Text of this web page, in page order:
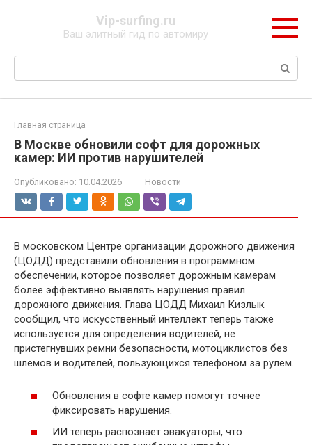
Vip-surfing.ru
Ваш элитный гид по автомиру
Поиск:
Главная страница
В Москве обновили софт для дорожных
камер: ИИ против нарушителей
Опубликовано: 10.04.2026 Новости
В московском Центре организации дорожного движения
(ЦОДД) представили обновления в программном
обеспечении, которое позволяет дорожным камерам
более эффективно выявлять нарушения правил
дорожного движения. Глава ЦОДД Михаил Кизлык
сообщил, что искусственный интеллект теперь также
используется для определения водителей, не
пристегнувших ремни безопасности, мотоциклистов без
шлемов и водителей, пользующихся телефоном за рулём.
Обновления в софте камер помогут точнее
фиксировать нарушения.
ИИ теперь распознает эвакуаторы, что